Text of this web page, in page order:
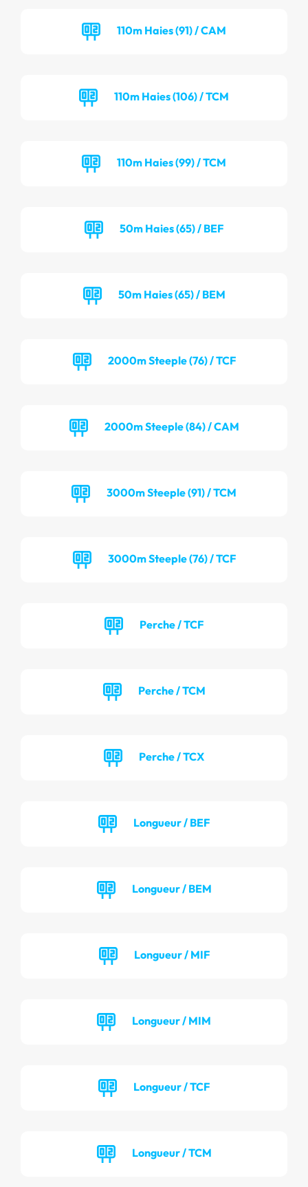
110m Haies (91) / CAM
110m Haies (106) / TCM
110m Haies (99) / TCM
50m Haies (65) / BEF
50m Haies (65) / BEM
2000m Steeple (76) / TCF
2000m Steeple (84) / CAM
3000m Steeple (91) / TCM
3000m Steeple (76) / TCF
Perche / TCF
Perche / TCM
Perche / TCX
Longueur / BEF
Longueur / BEM
Longueur / MIF
Longueur / MIM
Longueur / TCF
Longueur / TCM